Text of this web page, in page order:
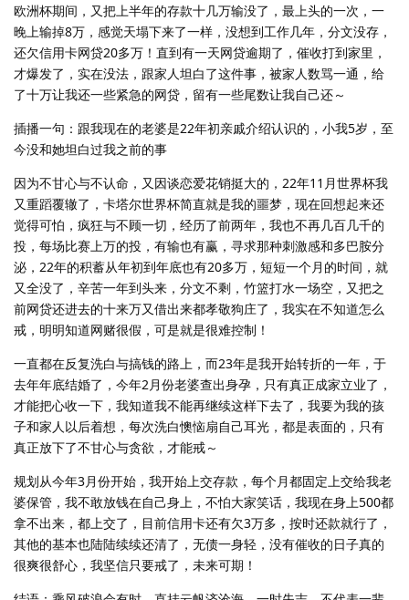
欧洲杯期间，又把上半年的存款十几万输没了，最上头的一次，一
晚上输掉8万，感觉天塌下来了一样，没想到工作几年，分文没存，
还欠信用卡网贷20多万！直到有一天网贷逾期了，催收打到家里，
才爆发了，实在没法，跟家人坦白了这件事，被家人数骂一通，给
了十万让我还一些紧急的网贷，留有一些尾数让我自己还～
插播一句：跟我现在的老婆是22年初亲戚介绍认识的，小我5岁，至
今没和她坦白过我之前的事
因为不甘心与不认命，又因谈恋爱花销挺大的，22年11月世界杯我
又重蹈覆辙了，卡塔尔世界杯简直就是我的噩梦，现在回想起来还
觉得可怕，疯狂与不顾一切，经历了前两年，我也不再几百几千的
投，每场比赛上万的投，有输也有赢，寻求那种刺激感和多巴胺分
泌，22年的积蓄从年初到年底也有20多万，短短一个月的时间，就
又全没了，辛苦一年到头来，分文不剩，竹篮打水一场空，又把之
前网贷还进去的十来万又借出来都孝敬狗庄了，我实在不知道怎么
戒，明明知道网赌很假，可是就是很难控制！
一直都在反复洗白与搞钱的路上，而23年是我开始转折的一年，于
去年年底结婚了，今年2月份老婆查出身孕，只有真正成家立业了，
才能把心收一下，我知道我不能再继续这样下去了，我要为我的孩
子和家人以后着想，每次洗白懊恼扇自己耳光，都是表面的，只有
真正放下了不甘心与贪欲，才能戒～
规划从今年3月份开始，我开始上交存款，每个月都固定上交给我老
婆保管，我不敢放钱在自己身上，不怕大家笑话，我现在身上500都
拿不出来，都上交了，目前信用卡还有欠3万多，按时还款就行了，
其他的基本也陆陆续续还清了，无债一身轻，没有催收的日子真的
很爽很舒心，我坚信只要戒了，未来可期！